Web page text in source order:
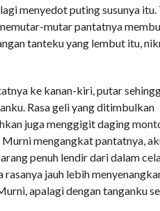
menyedot puting susunya itu.
mutar pantatnya
tanteku yang lembut itu,
ke kanan-kiri, putar
Rasa geli yang ditimbulkan
juga menggigit daging
mengangkat pantatnya,
penuh lendir dari dalam
jauh lebih
apalagi dengan tanganku